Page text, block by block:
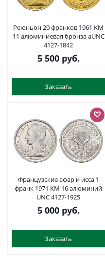
Реюньон 20 франков 1961 KM
11 алюминиевая бронза aUNC
4127-1842
5 500руб.
Заказать
Французские афар и исса 1
франк 1971 KM 16 алюминий
UNC 4127-1925
5 000руб.
Заказать